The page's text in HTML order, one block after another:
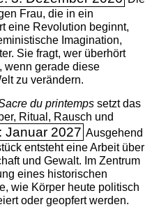
Frau, die in ein
eine Revolution beginnt,
Imagination,
Sie fragt, wer überhört
wenn gerade diese
zu verändern.
du printempssetzt das
Ritual, Rausch und
Januar 2027 Ausgehend
entsteht eine Arbeit über
und Gewalt. Im Zentrum
eines historischen
wie Körper heute politisch
oder geopfert werden.